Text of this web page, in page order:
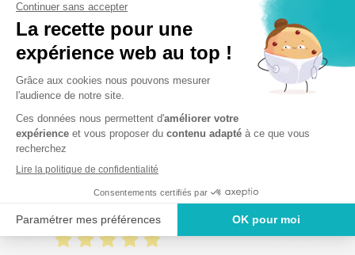
Un grand merci au personnel qui a pu prendre en
charge très rapidement notre loustique Tiago afin de lui
extraire un épilet méga impressant dans l'une de ses
narine. Ils lui ont peut être sauver la vie ! Merci pour
votre accueil et votre professionnalisme.
Daniel Rathgeber